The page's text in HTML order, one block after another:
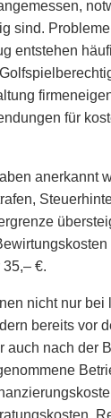
sind.
entstehen
für
anerkannt
€.
nicht nur bei
bereits vor
auch nach der